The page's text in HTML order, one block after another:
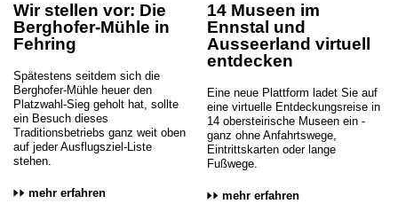
Wir stellen vor: Die
Berghofer-Mühle in
Fehring
Spätestens seitdem sich die
Berghofer-Mühle heuer den
Platzwahl-Sieg geholt hat, sollte
ein Besuch dieses
Traditionsbetriebs ganz weit oben
auf jeder Ausflugsziel-Liste
stehen.
mehr erfahren
14 Museen im
Ennstal und
Ausseerland virtuell
entdecken
Eine neue Plattform ladet Sie auf
eine virtuelle Entdeckungsreise in
14 obersteirische Museen ein -
ganz ohne Anfahrtswege,
Eintrittskarten oder lange
Fußwege.
mehr erfahren